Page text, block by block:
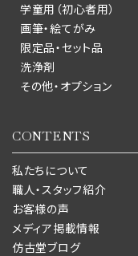
学童用（初心者用）
画筆・絵てがみ
限定品・セット品
洗浄剤
その他・オプション
CONTENTS
私たちについて
職人・スタッフ紹介
お客様の声
メディア掲載情報
仿古堂ブログ